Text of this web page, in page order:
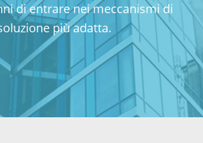
di entrare nei meccanismi di
più adatta.